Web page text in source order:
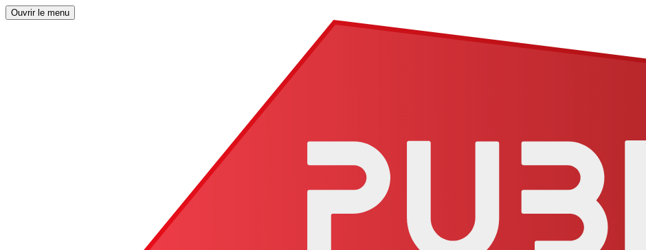
Ouvrir le menu